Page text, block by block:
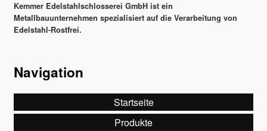
Kemmer Edelstahlschlosserei GmbH ist ein
Metallbauunternehmen spezialisiert auf die Verarbeitung von
Edelstahl-Rostfrei.
Navigation
Startseite
Produkte